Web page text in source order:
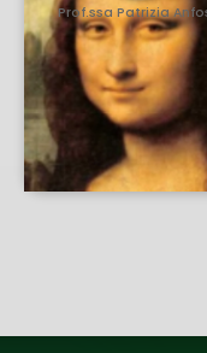
Prof.ssa Patrizia